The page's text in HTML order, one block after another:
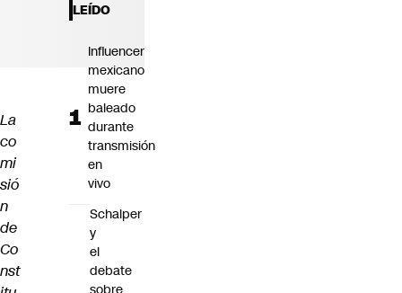
La
co
mi
sió
n
de
Co
nst
LEÍDO
Influencer
mexicano
muere
baleado
durante
transmisión
en
vivo
Schalper
y
el
debate
sobre